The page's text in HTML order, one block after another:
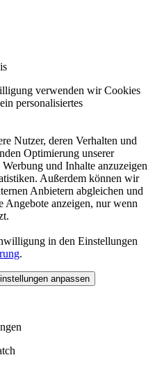
verwenden wir Cookies
personalisiertes
Nutzer, deren Verhalten und
Optimierung unserer
und Inhalte anzuzeigen
Außerdem können wir
Anbietern abgleichen und
Angebote anzeigen, nur wenn
in den Einstellungen
.
anpassen